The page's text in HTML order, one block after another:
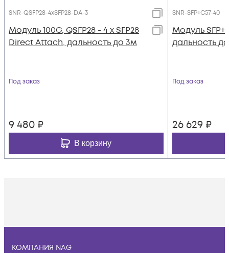
SNR-QSFP28-4xSFP28-DA-3
Модуль 100G, QSFP28 - 4 x SFP28
Direct Attach, дальность до 3м
Под заказ
9 480 ₽
В корзину
SNR-SFP+C57-40
Модуль SFP+
дальность
Под заказ
26 629 ₽
КОМПАНИЯ NAG